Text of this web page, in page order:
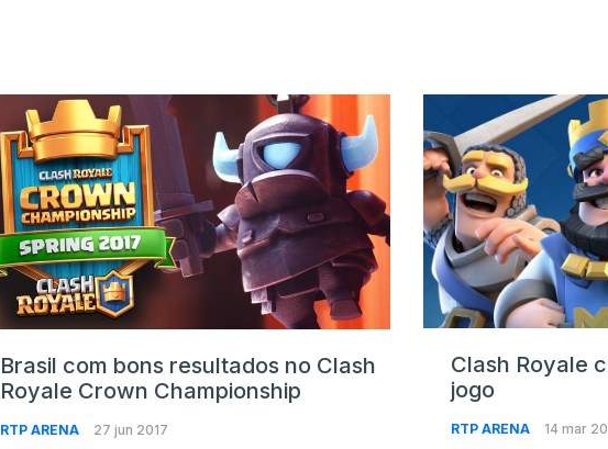
Brasil com bons resultados no Clash
Royale Crown Championship
RTP ARENA 27 jun 2017
Clash Royale
jogo
RTP ARENA 14 mar